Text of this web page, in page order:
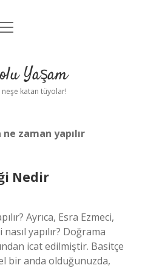
UyarıYaşam
neşe katan tüyolar!
zaman yapılır
Nedir
Ayrıca, Esra Ezmeci,
yapılır? Doğrama
icat edilmiştir. Basitçe
bir anda olduğunuzda,